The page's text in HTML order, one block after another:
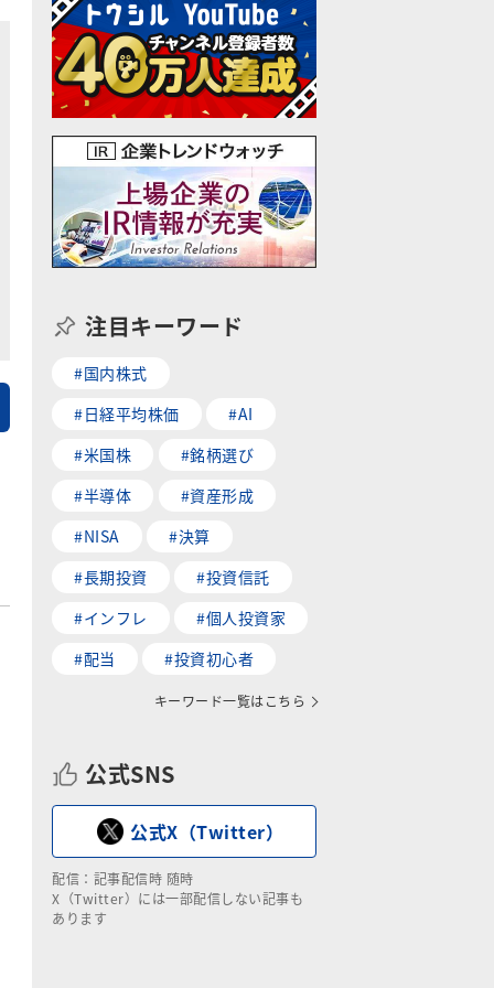
注目キーワード
#国内株式
#日経平均株価
#AI
#米国株
#銘柄選び
#半導体
#資産形成
#NISA
#決算
#長期投資
#投資信託
#インフレ
#個人投資家
#配当
#投資初心者
キーワード一覧はこちら
公式SNS
公式X（Twitter）
配信：記事配信時 随時
X（Twitter）には一部配信しない記事も
あります